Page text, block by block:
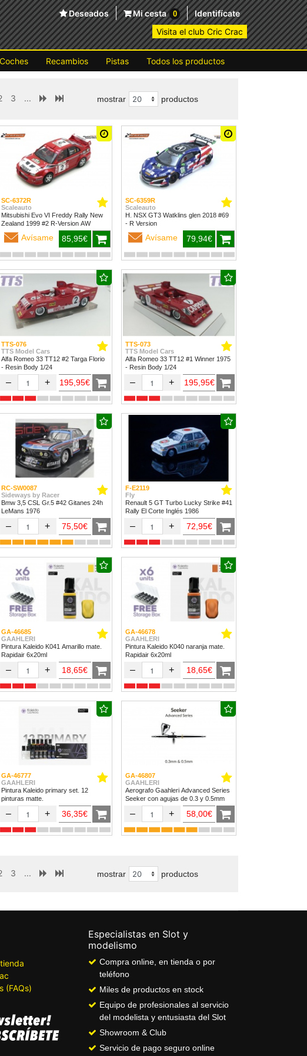
Deseados Mi cesta 0
Identifícate
Visita el club Cric Crac
Coches Recambios Pistas Todos los productos
3 ... mostrar productos
SC-6372R
Scaleauto
Mitsubishi Evo VI Freddy Rally New
Zealand 1999 #2 R-Version AW
Avísame 85,95€
SC-6359R
Scaleauto
H. NSX GT3 Watklins glen 2018 #69
- R Version
Avísame 79,94€
TTS-076
TTS Model Cars
Alfa Romeo 33 TT12 #2 Targa Florio
- Resin Body 1/24
– + 195,95€
TTS-073
TTS Model Cars
Alfa Romeo 33 TT12 #1 Winner 1975
- Resin Body 1/24
– + 195,95€
RC-SW0087
Sideways by Racer
Bmw 3,5 CSL Gr.5 #42 Gitanes 24h
LeMans 1976
– + 75,50€
F-E2119
Fly
Renault 5 GT Turbo Lucky Strike #41
Rally El Corte Inglés 1986
– + 72,95€
GA-46685
GAAHLERI
Pintura Kaleido K041 Amarillo mate.
Rapidair 6x20ml
– + 18,65€
GA-46678
GAAHLERI
Pintura Kaleido K040 naranja mate.
Rapidair 6x20ml
– + 18,65€
GA-46777
GAAHLERI
Pintura Kaleido primary set. 12
pinturas matte.
– + 36,35€
GA-46807
GAAHLERI
Aerografo Gaahleri Advanced Series
Seeker con agujas de 0.3 y 0.5mm
– + 58,00€
3 ... mostrar productos
(FAQs)
Especialistas en Slot y
modelismo
Compra online, en tienda o por
teléfono
Miles de productos en stock
Equipo de profesionales al servicio
del modelista y entusiasta del Slot
Showroom & Club
Servicio de pago seguro online